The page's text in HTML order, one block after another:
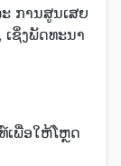
ການສູນເສຍ
ເຊິ່ງພັດທະນາ
ເພື່ອໃຫ້ໂຫຼດ